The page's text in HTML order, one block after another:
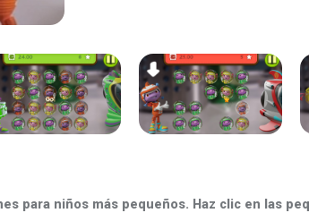
para niños más pequeños. Haz clic en las